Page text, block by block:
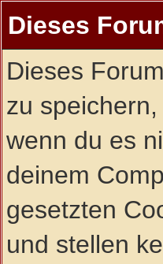
Dieses
Dieses
zu
wenn du es
deinem
gesetzten
und stellen